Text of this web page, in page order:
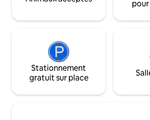
Stationnement
gratuit sur place